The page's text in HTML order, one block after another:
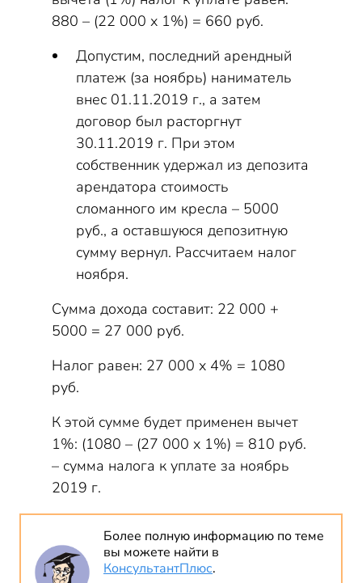
880 – (22 000 х 1%) = 660 руб.
Допустим, последний арендный
платеж (за ноябрь) наниматель
внес 01.11.2019 г., а затем
договор был расторгнут
30.11.2019 г. При этом
собственник удержал из депозита
арендатора стоимость
сломанного им кресла – 5000
руб., а оставшуюся депозитную
сумму вернул. Рассчитаем налог
ноября.
Сумма дохода составит: 22 000 +
5000 = 27 000 руб.
Налог равен: 27 000 х 4% = 1080
руб.
К этой сумме будет применен вычет
1%: (1080 – (27 000 х 1%) = 810 руб.
– сумма налога к уплате за ноябрь
2019 г.
Более полную информацию по теме
вы можете найти в
КонсультантПлюс.